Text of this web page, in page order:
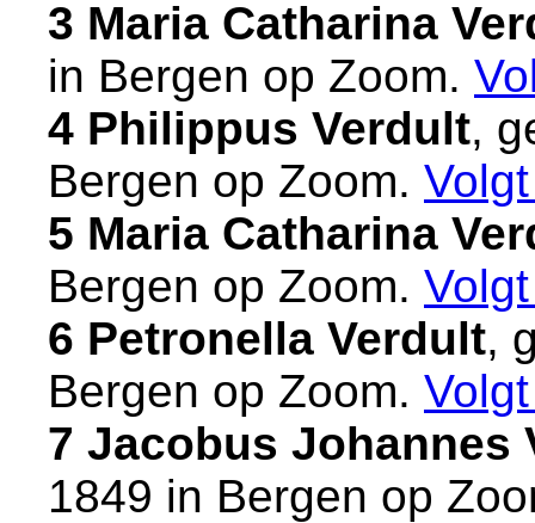
3 Maria Catharina
in Bergen op Zoom.
4 Philippus Verdult,
Bergen op Zoom.
5 Maria Catharina
Bergen op Zoom.
6 Petronella Verdult,
Bergen op Zoom.
7 Jacobus Johannes
1849 in Bergen op